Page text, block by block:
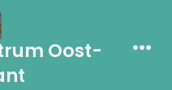
Oost-